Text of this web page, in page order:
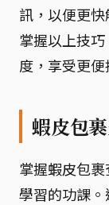
訊，以便更快
掌握以上技
度，享受更便
蝦皮包
掌握蝦皮包
學習的功課